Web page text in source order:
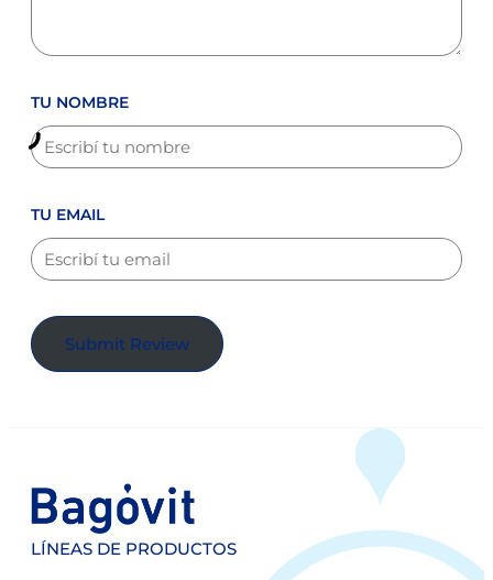
TU NOMBRE
TU EMAIL
Submit Review
LÍNEAS DE PRODUCTOS